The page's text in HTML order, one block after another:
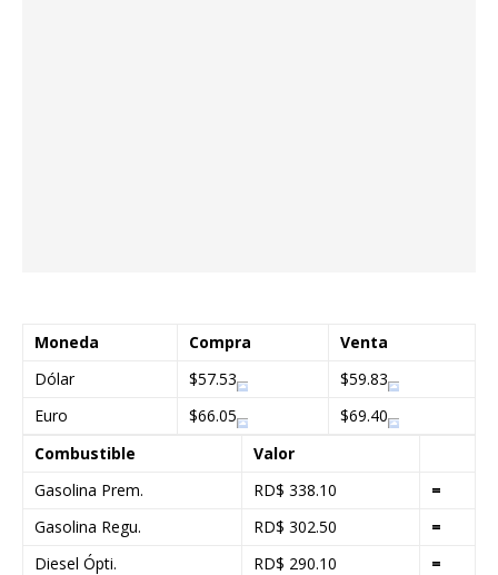
Moneda Compra
Venta
Dólar
$57.53
$59.83
Euro
$66.05
$69.40
Combustible
Valor
Gasolina Prem.
RD$ 338.10
=
Gasolina Regu.
RD$ 302.50
=
Diesel Ópti.
RD$ 290.10
=